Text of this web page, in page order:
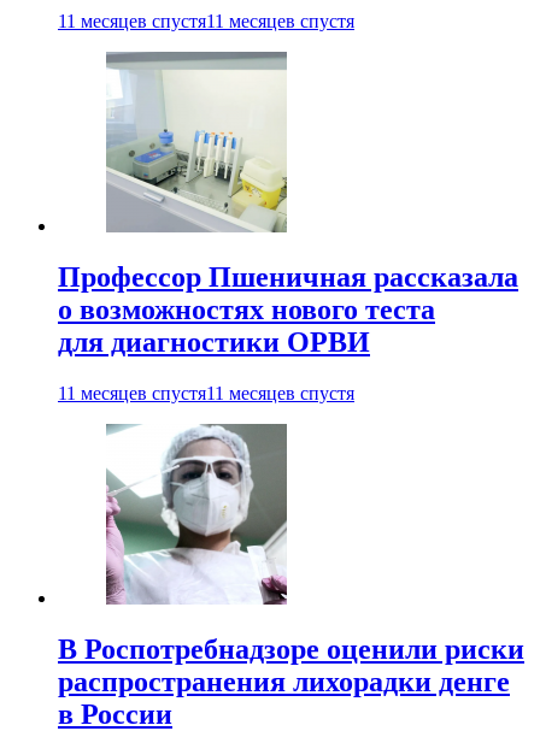
11 месяцев спустя11 месяцев спустя
Профессор Пшеничная рассказала
о возможностях нового теста
для диагностики ОРВИ
11 месяцев спустя11 месяцев спустя
В Роспотребнадзоре оценили риски
распространения лихорадки денге
в России